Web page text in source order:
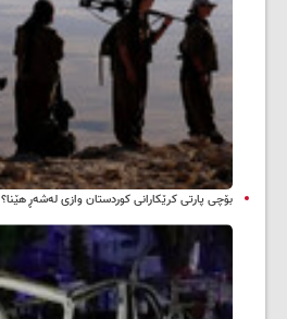
بۆچی پارتی کرێکارانی کوردستان وازی لەشەڕ هێنا؟